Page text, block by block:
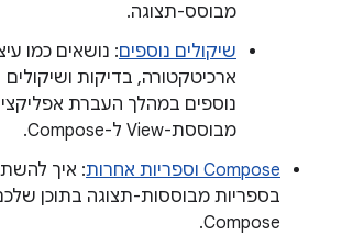
מבוסס-תצוגה.
שיקולים נוספים: נושאים כמו
ארכיטקטורה, בדיקות ושיקולים
נוספים במהלך העברת
מבוססת-View ל-Compose.
Compose וספריות אחרות
: איך
בספריות מבוססות-תצוגה בתוכן
Compose.